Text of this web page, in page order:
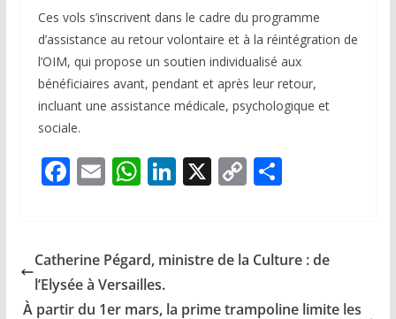
Ces vols s’inscrivent dans le cadre du programme
d’assistance au retour volontaire et à la réintégration de
l’OIM, qui propose un soutien individualisé aux
bénéficiaires avant, pendant et après leur retour,
incluant une assistance médicale, psychologique et
sociale.
F
b
o
E
l
W
s
A
Li
e
X C
y
P
g
Catherine Pégard, ministre de la Culture : de
l’Elysée à Versailles.
À partir du 1er mars, la prime trampoline limite les